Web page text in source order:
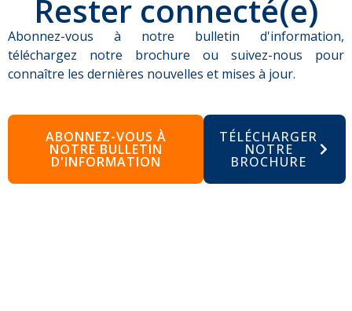
Rester connecté(e)
Abonnez-vous à notre bulletin d'information,
téléchargez notre brochure ou suivez-nous pour
connaître les dernières nouvelles et mises à jour.
ABONNEZ-VOUS À
NOTRE BULLETIN
D'INFORMATION
TÉLÉCHARGER
NOTRE
BROCHURE